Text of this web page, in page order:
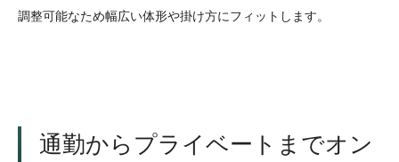
調整可能なため幅広い体形や掛け方にフィットします。
通勤からプライベートまでオン